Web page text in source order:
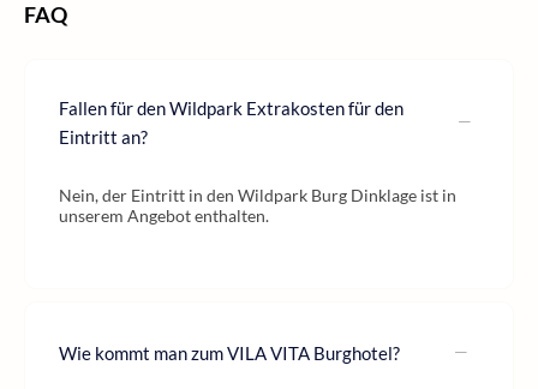
FAQ
Fallen für den Wildpark Extrakosten für den
Eintritt an?
Nein, der Eintritt in den Wildpark Burg Dinklage ist in
unserem Angebot enthalten.
Wie kommt man zum VILA VITA Burghotel?